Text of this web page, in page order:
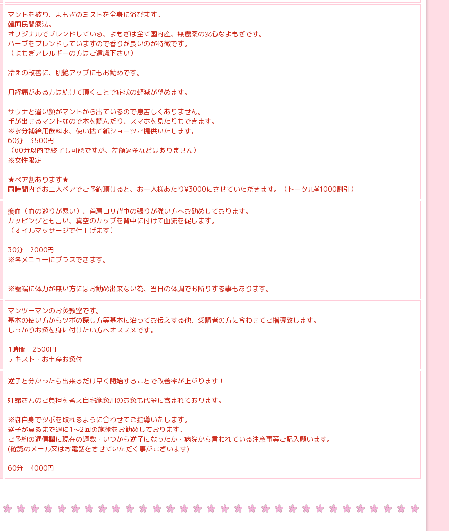
マントを被り、よもぎのミストを全身に浴びます。
韓国民間療法。
オリジナルでブレンドしている、よもぎは全て国内産、無農薬の安心なよもぎです。
ハーブをブレンドしていますので香りが良いのが特徴です。
（よもぎアレルギーの方はご遠慮下さい）
冷えの改善に、肌艶アップにもお勧めです。
月経痛がある方は続けて頂くことで症状の軽減が望めます。
サウナと違い顔がマントから出ているので息苦しくありません。
手が出せるマントなので本を読んだり、スマホを見たりもできます。
※水分補給用飲料水、使い捨て紙ショーツご提供いたします。
60分 3500円
（60分以内で終了も可能ですが、差額返金などはありません）
※女性限定
★ペア割あります★
同時間内でお二人ペアでご予約頂けると、お一人様あたり¥3000にさせていただきます。（トータル¥1000割引）
瘀血（血の巡りが悪い）、首肩コリ背中の張りが強い方へお勧めしております。
カッピングとも言い、真空のカップを背中に付けて血流を促します。
（オイルマッサージで仕上げます）
30分 2000円
※各メニューにプラスできます。
※極端に体力が無い方にはお勧め出来ない為、当日の体調でお断りする事もあります。
マンツーマンのお灸教室です。
基本の使い方からツボの探し方等基本に沿ってお伝えする他、受講者の方に合わせてご指導致します。
しっかりお灸を身に付けたい方へオススメです。
1時間 2500円
テキスト・お土産お灸付
逆子と分かったら出来るだけ早く開始することで改善率が上がります！
妊婦さんのご負担を考え自宅施灸用のお灸も代金に含まれております。
※御自身でツボを取れるように合わせてご指導いたします。
逆子が戻るまで週に1〜2回の施術をお勧めしております。
ご予約の通信欄に現在の週数・いつから逆子になったか・病院から言われている注意事等ご記入願います。
(確認のメール又はお電話をさせていただく事がございます)
60分 4000円